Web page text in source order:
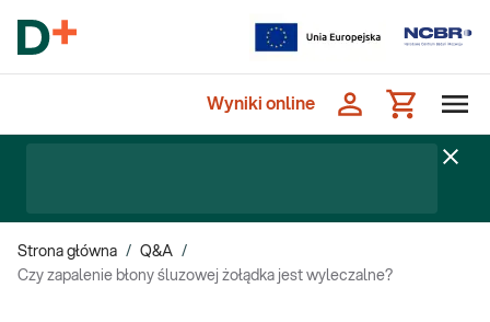
Wyniki online
Strona główna / Q&A /
Czy zapalenie błony śluzowej żołądka jest wyleczalne?